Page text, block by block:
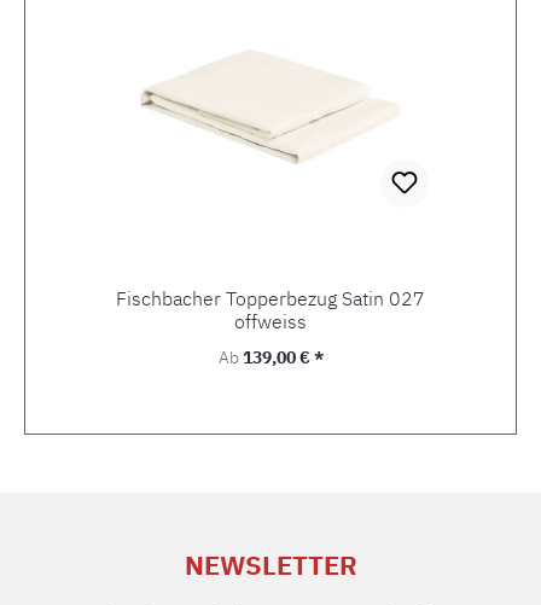
Fischbacher Topperbezug Satin 027
offweiss
Regulärer Preis:
Ab139,00 € *
NEWSLETTER